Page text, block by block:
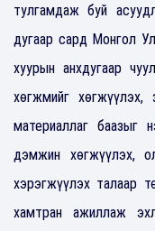
тулгамдаж буй
дугаар сард Монгол
хуурын анхдугаар
хөгжмийг хөгжүүлэх,
материаллаг баазыг
дэмжин хөгжүүлэх,
хэрэгжүүлэх талаар
хамтран ажиллаж